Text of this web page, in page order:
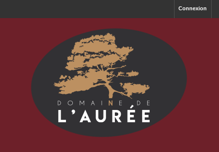
Connexion